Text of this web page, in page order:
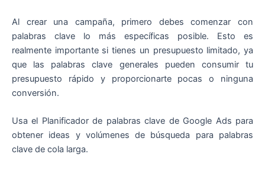
Al crear una campaña, primero debes comenzar con
palabras clave lo más específicas posible. Esto es
realmente importante si tienes un presupuesto limitado, ya
que las palabras clave generales pueden consumir tu
presupuesto rápido y proporcionarte pocas o ninguna
conversión.
Usa el Planificador de palabras clave de Google Ads para
obtener ideas y volúmenes de búsqueda para palabras
clave de cola larga.